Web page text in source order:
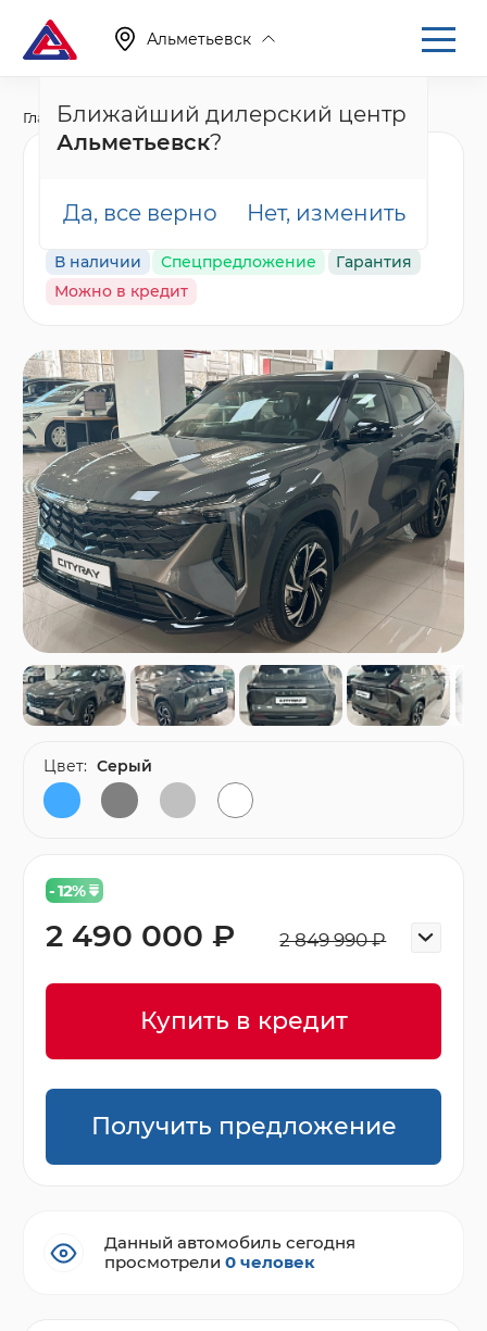
Альметьевск
Ближайший дилерский центр
Альметьевск?
Да, все верно Нет, изменить
Главная Каталог Новые автомобили Cityray
серый
В наличии Спецпредложение
Гарантия
Можно в кредит
- 12%
2 849 990 ₽
2 490 000 ₽
Купить в кредит
Получить предложение
Цвет: Серый
Данный автомобиль сегодня
просмотрели0 человек